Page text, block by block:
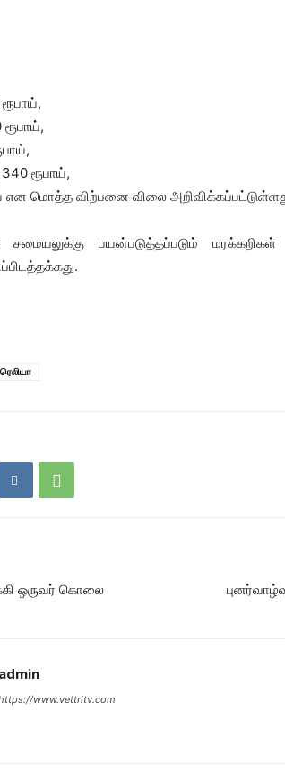
340 ரூபாய்,
மொத்த விற்பனை விலை
சமையலுக்கு பயன்படுத்தப்படும்
ஒருவர் கொலை
admin
www.vettritv.com